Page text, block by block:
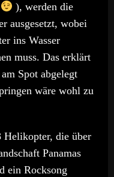
), werden die
ausgesetzt, wobei
ins Wasser
muss. Das erklärt
Spot abgelegt
wäre wohl zu
Helikopter, die über
Panamas
ein Rocksong